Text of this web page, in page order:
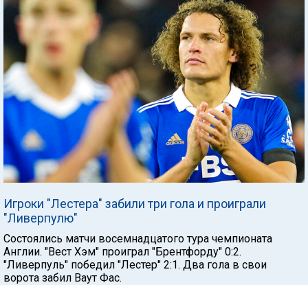
Игроки "Лестера" забили три гола и проиграли
"Ливерпулю"
Состоялись матчи восемнадцатого тура чемпионата
Англии. "Вест Хэм" проиграл "Брентфорду" 0:2.
"Ливерпуль" победил "Лестер" 2:1. Два гола в свои
ворота забил Ваут Фас.